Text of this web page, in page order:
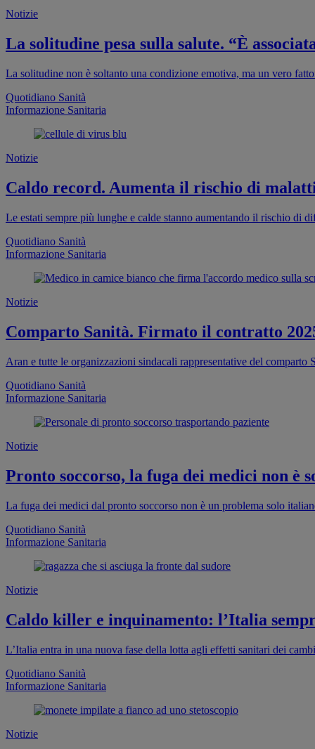
Notizie
La solitudine pesa sulla salute. “È
La solitudine non è soltanto una condizione emotiva, ma un vero
Quotidiano Sanità
Informazione Sanitaria
Notizie
Caldo record. Aumenta il rischio di
Le estati sempre più lunghe e calde stanno aumentando il rischio
Quotidiano Sanità
Informazione Sanitaria
Notizie
Comparto Sanità. Firmato il contratto
Aran e tutte le organizzazioni sindacali rappresentative del
Quotidiano Sanità
Informazione Sanitaria
Notizie
Pronto soccorso, la fuga dei medici non è
La fuga dei medici dal pronto soccorso non è un problema solo
Quotidiano Sanità
Informazione Sanitaria
Notizie
Caldo killer e inquinamento: l’Italia
L’Italia entra in una nuova fase della lotta agli effetti sanitari dei
Quotidiano Sanità
Informazione Sanitaria
Notizie